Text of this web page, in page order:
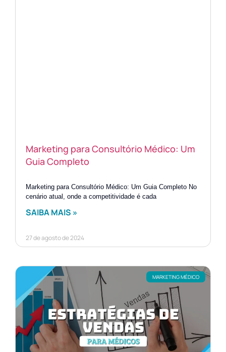
Marketing para Consultório Médico: Um
Guia Completo
Marketing para Consultório Médico: Um Guia Completo No
cenário atual, onde a competitividade é cada
SAIBA MAIS »
27 de agosto de 2024
MARKETING MÉDICO